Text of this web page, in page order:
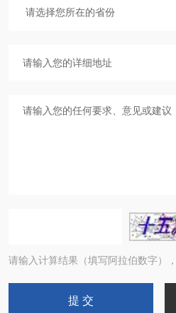
请输入计算结果（填写阿拉伯数字）